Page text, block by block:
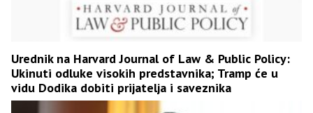
Urednik na Harvard Journal of Law & Public Policy:
Ukinuti odluke visokih predstavnika; Tramp će u
vidu Dodika dobiti prijatelja i saveznika